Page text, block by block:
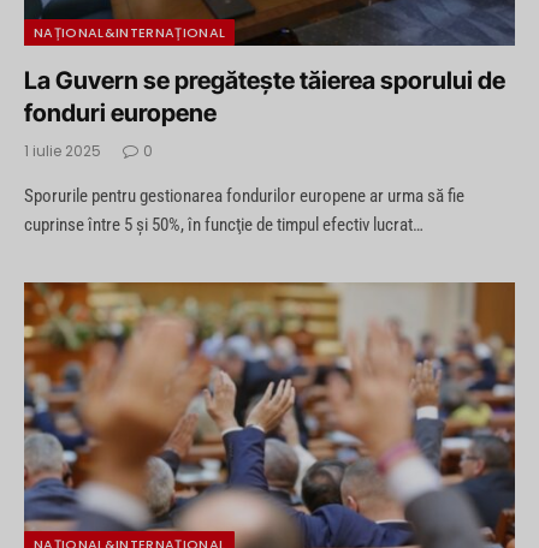
NAȚIONAL&INTERNAȚIONAL
La Guvern se pregătește tăierea sporului de
fonduri europene
1 iulie 2025 0
Sporurile pentru gestionarea fondurilor europene ar urma să fie
cuprinse între 5 şi 50%, în funcţie de timpul efectiv lucrat…